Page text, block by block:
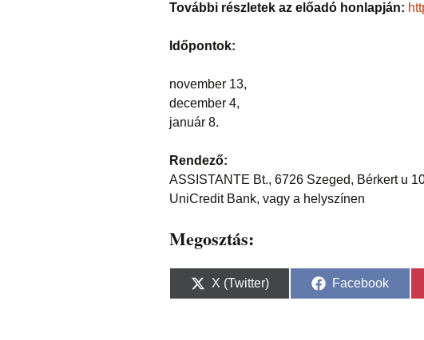
További részletek az előadó honlapján:
Időpontok:
november 13,
december 4,
január 8.
Rendező:
ASSISTANTE Bt., 6726 Szeged, Bérkert u
UniCredit Bank, vagy a helyszínen
Megosztás:
Share
X (Twitter)
Share
Facebook